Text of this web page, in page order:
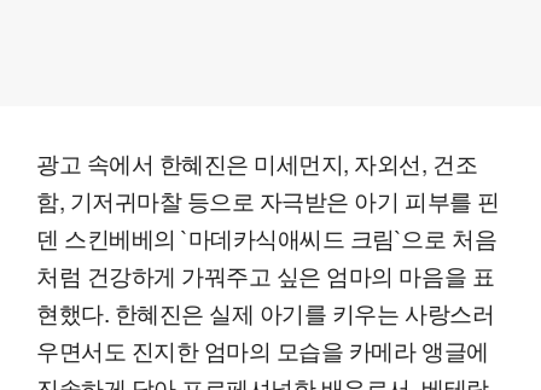
광고 속에서 한혜진은 미세먼지, 자외선, 건조
함, 기저귀마찰 등으로 자극받은 아기 피부를 핀
덴 스킨베베의 `마데카식애씨드 크림`으로 처음
처럼 건강하게 가꿔주고 싶은 엄마의 마음을 표
현했다. 한혜진은 실제 아기를 키우는 사랑스러
우면서도 진지한 엄마의 모습을 카메라 앵글에